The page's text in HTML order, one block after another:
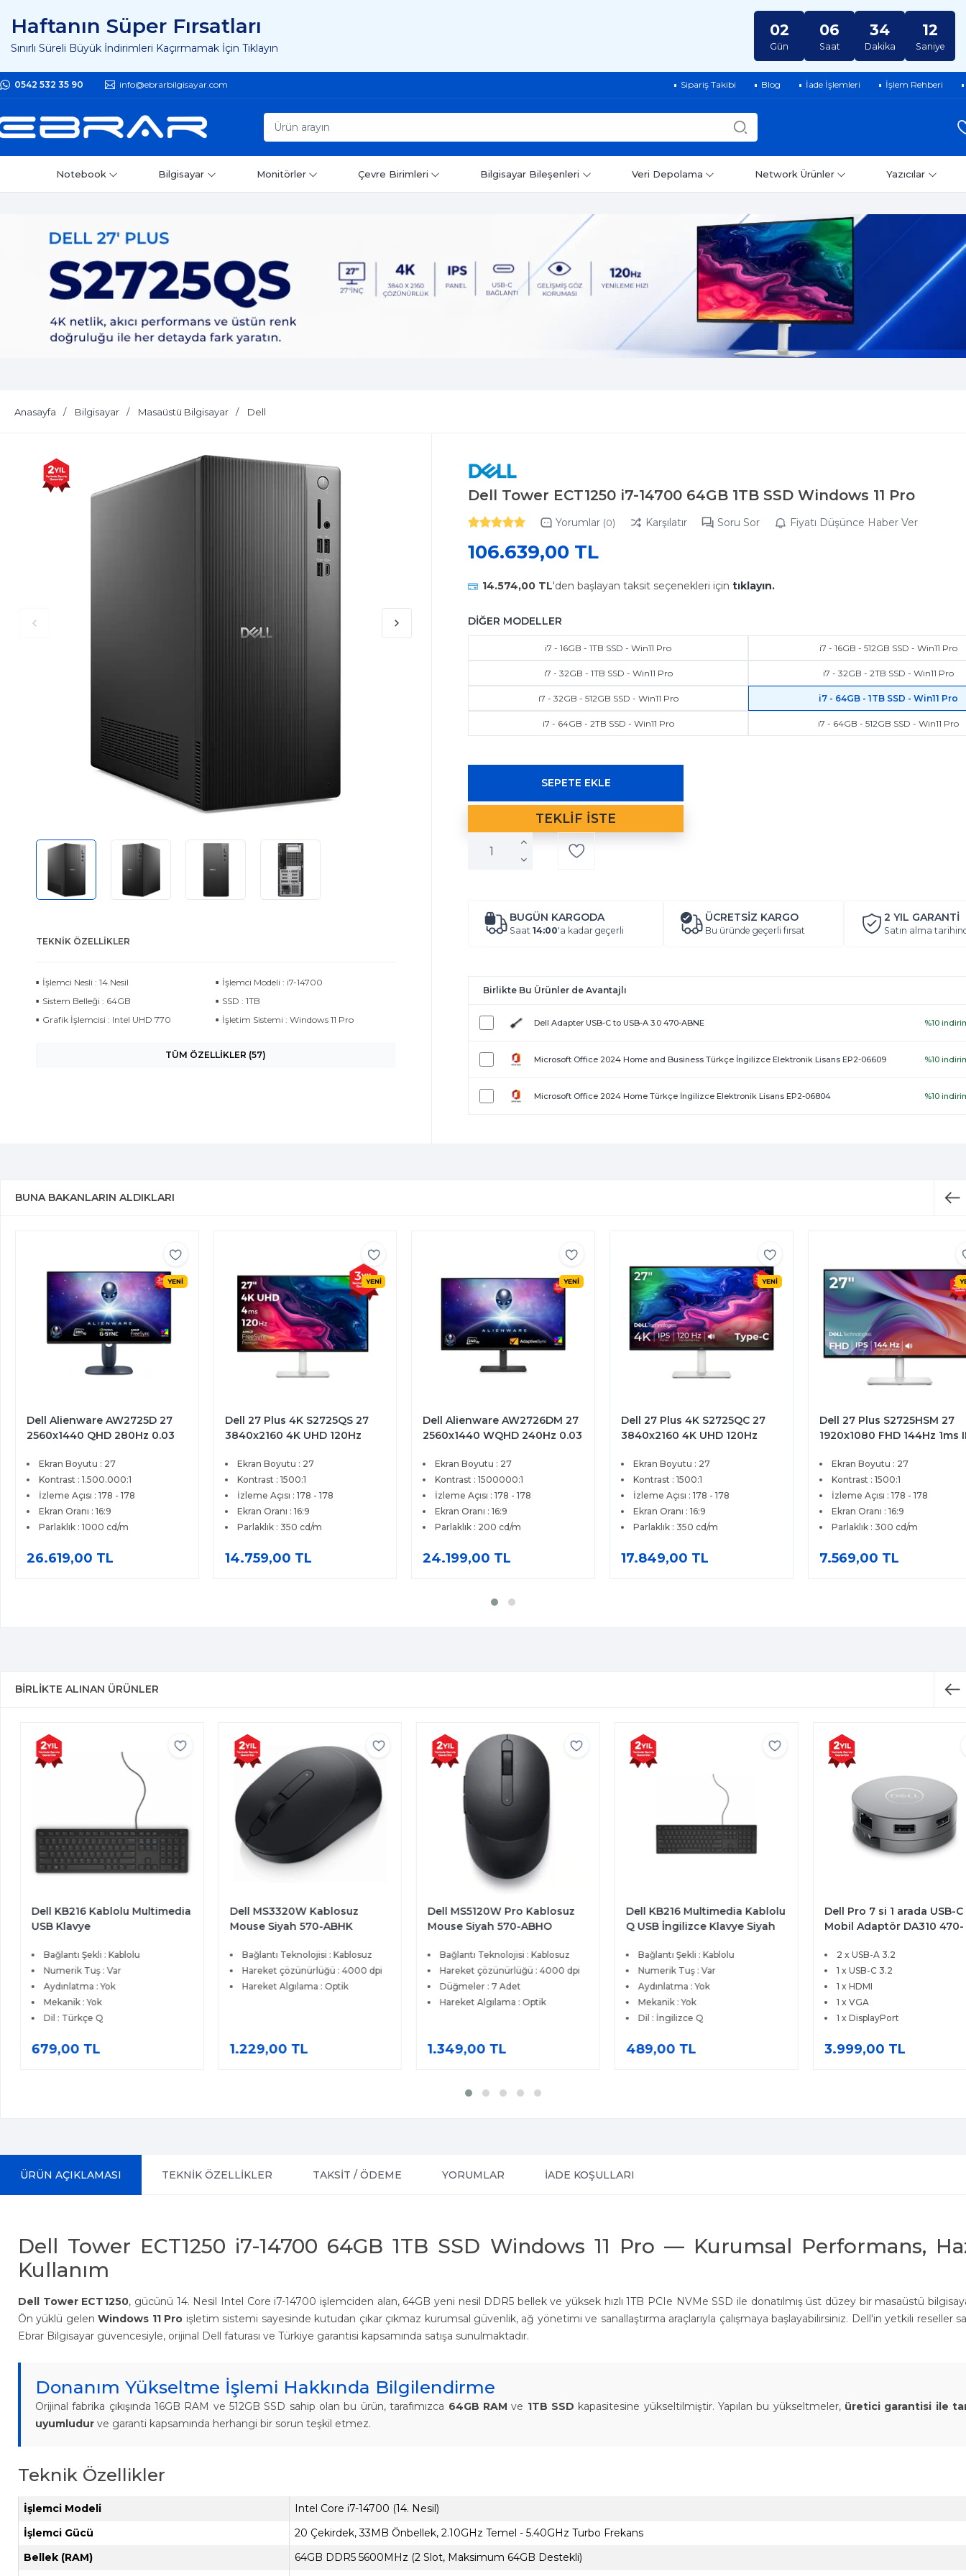
Haftanın Süper Fırsatları
Sınırlı Süreli Büyük İndirimleri Kaçırmamak İçin Tıklayın
02
Gün
06
Saat
34
Dakika
11
Saniye
0542 532 35 90 info@ebrarbilgisayar.com Sipariş Takibi Blog İade İşlemleri İşlem Rehberi
Notebook Bilgisayar Monitörler Çevre Birimleri Bilgisayar Bileşenleri Veri Depolama Network Ürünler Yazıcılar
Anasayfa Bilgisayar Masaüstü Bilgisayar Dell
TEKNIK ÖZELLIKLER
İşlemci Nesli : 14.Nesil
İşlemci Modeli : i7-14700
Sistem Belleği : 64GB
SSD : 1TB
Grafik İşlemcisi : Intel UHD 770
İşletim Sistemi : Windows 11 Pro
TÜM ÖZELLİKLER (57)
Dell Tower ECT1250 i7-14700 64GB 1TB SSD Windows 11 Pro
Yorumlar (0) Karşılatır Soru Sor Fiyatı Düşünce Haber Ver
106.639,00 TL
14.574,00 TL'den başlayan taksit seçenekleri için tıklayın.
DİĞER MODELLER
i7 - 16GB - 1TB SSD - Win11 Pro i7 - 16GB - 512GB SSD - Win11 Pro
i7 - 32GB - 1TB SSD - Win11 Pro i7 - 32GB - 2TB SSD - Win11 Pro
i7 - 32GB - 512GB SSD - Win11 Pro i7 - 64GB - 1TB SSD - Win11 Pro
i7 - 64GB - 2TB SSD - Win11 Pro i7 - 64GB - 512GB SSD - Win11 Pro
BUGÜN KARGODA
Saat 14:00'a kadar geçerli
ÜCRETSİZ KARGO
Bu üründe geçerli fırsat
2 YIL GARANTİ
Satın alma
Birlikte Bu Ürünler de Avantajlı
Dell Adapter USB-C to USB-A 3.0 470-ABNE %10
Microsoft Office 2024 Home and Business Türkçe İngilizce Elektronik Lisans EP2-06609 %10
Microsoft Office 2024 Home Türkçe İngilizce Elektronik Lisans EP2-06804 %10
BUNA BAKANLARIN ALDIKLARI
YENİ
Dell Alienware AW2725D 27
2560x1440 QHD 280Hz 0.03
Black 400 QD-OLED Gaming
Monitör
Ekran Boyutu : 27
Kontrast : 1.500.000:1
İzleme Açısı : 178 - 178
Ekran Oranı : 16:9
Parlaklık : 1000 cd/m
26.619,00 TL
YENİ
Dell 27 Plus 4K S2725QS 27
3840x2160 4K UHD 120Hz
Premium IPS Monitör
Ekran Boyutu : 27
Kontrast : 1500:1
İzleme Açısı : 178 - 178
Ekran Oranı : 16:9
Parlaklık : 350 cd/m
14.759,00 TL
YENİ
Dell Alienware AW2726DM 27
2560x1440 WQHD 240Hz 0.03
QD-OLED Gaming Monitör
Ekran Boyutu : 27
Kontrast : 1500000:1
İzleme Açısı : 178 - 178
Ekran Oranı : 16:9
Parlaklık : 200 cd/m
24.199,00 TL
YENİ
Dell 27 Plus 4K S2725QC 27
3840x2160 4K UHD 120Hz
Premium IPS Monitör
Ekran Boyutu : 27
Kontrast : 1500:1
İzleme Açısı : 178 - 178
Ekran Oranı : 16:9
Parlaklık : 350 cd/m
17.849,00 TL
Dell 27 Plus S2725HSM 27
1920x1080 FHD 144Hz 1ms
Pivot Monitor
Ekran Boyutu : 27
Kontrast : 1500:1
İzleme Açısı : 178 - 178
Ekran Oranı : 16:9
Parlaklık : 300 cd/m
7.569,00 TL
BIRLIKTE ALINAN ÜRÜNLER
Dell KB216 Kablolu Multimedia
USB Klavye
Bağlantı Şekli : Kablolu
Numerik Tuş : Var
Aydınlatma : Yok
Mekanik : Yok
Dil : Türkçe Q
679,00 TL
Dell MS3320W Kablosuz
Mouse Siyah 570-ABHK
Bağlantı Teknolojisi : Kablosuz
Hareket çözünürlüğü : 4000 dpi
Hareket Algılama : Optik
1.229,00 TL
Dell MS5120W Pro Kablosuz
Mouse Siyah 570-ABHO
Bağlantı Teknolojisi : Kablosuz
Hareket çözünürlüğü : 4000 dpi
Düğmeler : 7 Adet
Hareket Algılama : Optik
1.349,00 TL
Dell KB216 Multimedia Kablolu
Q USB İngilizce Klavye Siyah
Bağlantı Şekli : Kablolu
Numerik Tuş : Var
Aydınlatma : Yok
Mekanik : Yok
Dil : İngilizce Q
489,00 TL
Dell Pro 7 si 1 arada USB-C
Mobil Adaptör DA310 470-
2 x USB-A 3.2
1 x USB-C 3.2
1 x HDMI
1 x VGA
1 x DisplayPort
3.999,00 TL
ÜRÜN AÇIKLAMASI TEKNİK ÖZELLİKLER TAKSİT / ÖDEME YORUMLAR İADE KOŞULLARI
Dell Tower ECT1250 i7-14700 64GB 1TB SSD Windows 11 Pro — Kurumsal Performans,
Kullanım
Dell Tower ECT1250, gücünü 14. Nesil Intel Core i7-14700 işlemciden alan, 64GB yeni nesil DDR5 bellek ve yüksek hızlı 1TB PCIe NVMe SSD ile donatılmış üst düzey bir masaüstü
Ön yüklü gelenWindows 11 Pro işletim sistemi sayesinde kutudan çıkar çıkmaz kurumsal güvenlik, ağ yönetimi ve sanallaştırma araçlarıyla çalışmaya başlayabilirsiniz. Dell'in yetkili reseller
Ebrar Bilgisayar güvencesiyle, orijinal Dell faturası ve Türkiye garantisi kapsamında satışa sunulmaktadır.
Donanım Yükseltme İşlemi Hakkında Bilgilendirme
Orijinal fabrika çıkışında 16GB RAM ve 512GB SSD sahip olan bu ürün, tarafımızca 64GB RAM ve 1TB SSD kapasitesine yükseltilmiştir. Yapılan bu yükseltmeler, üretici garantisi ile
uyumludur ve garanti kapsamında herhangi bir sorun teşkil etmez.
Teknik Özellikler
İşlemci Modeli
Intel Core i7-14700 (14. Nesil)
İşlemci Gücü
20 Çekirdek, 33MB Önbellek, 2.10GHz Temel - 5.40GHz Turbo Frekans
Bellek (RAM)
64GB DDR5 5600MHz (2 Slot, Maksimum 64GB Destekli)